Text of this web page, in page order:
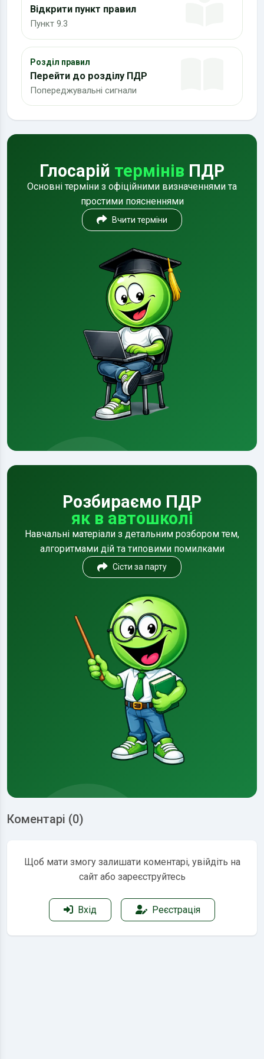
Відкрити пункт правил
Пункт 9.3
Розділ правил
Перейти до розділу ПДР
Попереджувальні сигнали
Глосарій термінів ПДР
Основні терміни з офіційними визначеннями та
простими поясненнями
Вчити терміни
Розбираємо ПДР
як в автошколі
Навчальні матеріали з детальним розбором тем,
алгоритмами дій та типовими помилками
Сісти за парту
Коментарі (0)
Щоб мати змогу залишати коментарі, увійдіть на
сайт або зареєструйтесь
Вхід Реєстрація